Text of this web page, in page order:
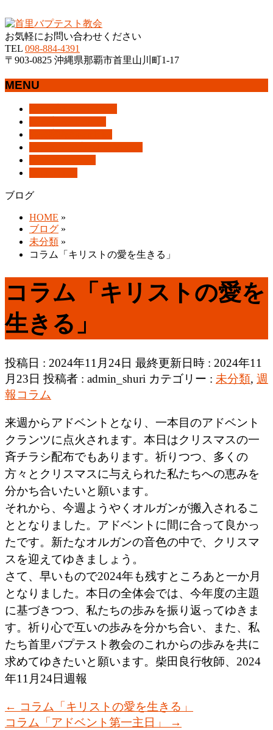
お気軽にお問い合わせください
TEL 098-884-4391
〒903-0825 沖縄県那覇市首里山川町1-17
MENU
す
ブログ
HOME »
ブログ »
未分類 »
コラム「キリストの愛を生きる」
コラム「キリストの愛を
生きる」
投稿日 : 2024年11月24日 最終更新日時 : 2024年11
月23日 投稿者 : admin_shuri カテゴリー : 未分類, 週
報コラム
来週からアドベントとなり、一本目のアドベント
クランツに点火されます。本日はクリスマスの一
斉チラシ配布でもあります。祈りつつ、多くの
方々とクリスマスに与えられた私たちへの恵みを
分かち合いたいと願います。
それから、今週ようやくオルガンが搬入されるこ
ととなりました。アドベントに間に合って良かっ
たです。新たなオルガンの音色の中で、クリスマ
スを迎えてゆきましょう。
さて、早いもので2024年も残すところあと一か月
となりました。本日の全体会では、今年度の主題
に基づきつつ、私たちの歩みを振り返ってゆきま
す。祈り心で互いの歩みを分かち合い、また、私
たち首里バプテスト教会のこれからの歩みを共に
求めてゆきたいと願います。柴田良行牧師、2024
年11月24日週報
← コラム「キリストの愛を生きる」
コラム「アドベント第一主日」
→